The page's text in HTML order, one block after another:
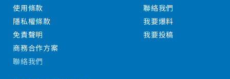
使用條款
隱私權條款
免責聲明
商務合作方案
聯絡我們
我要爆料
我要投稿
聯絡我們